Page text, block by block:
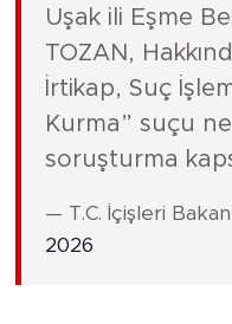
Uşak ili Eşme
TOZAN,
İrtikap, Suç
Kurma” suçu
soruşturma
— T.C. İçişleri
2026